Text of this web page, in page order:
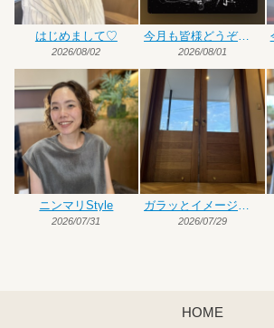
はじめまして♡
2026/08/02
今月も皆様どうぞよろしくお願いいたします
2026/08/01
ニンマリStyle
2026/07/31
ガラッとイメージチェンジ
2026/07/29
HOME